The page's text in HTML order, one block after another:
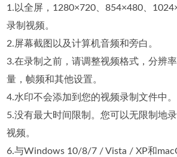
1.以全屏，1280×720、854×480、
录制视频。
2.屏幕截图以及计算机音频和旁白。
3.在录制之前，请调整视频格式，分辨
量，帧频和其他设置。
4.水印不会添加到您的视频录制文件中。
5.没有最大时间限制。您可以无限制地
视频。
6.与Windows 10/8/7 / Vista / XP和